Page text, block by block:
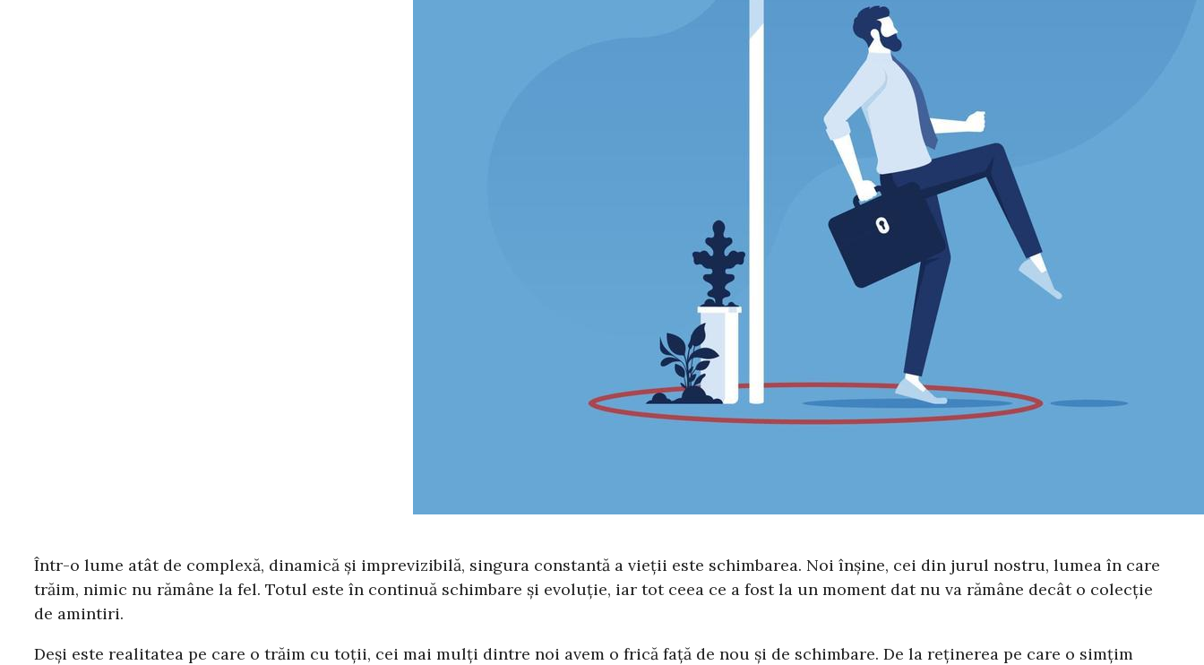
Într-o lume atât de complexă, dinamică și imprevizibilă, singura constantă a vieții este schimbarea. Noi înșine, cei din jurul nostru, lumea în care
trăim, nimic nu rămâne la fel. Totul este în continuă schimbare și evoluție, iar tot ceea ce a fost la un moment dat nu va rămâne decât o colecție
de amintiri.
Deși este realitatea pe care o trăim cu toții, cei mai mulți dintre noi avem o frică față de nou și de schimbare. De la reținerea pe care o simțim